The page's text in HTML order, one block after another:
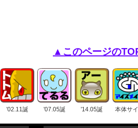
▲このページの
'02.11誕 '07.05誕 '14.05誕 本体サ